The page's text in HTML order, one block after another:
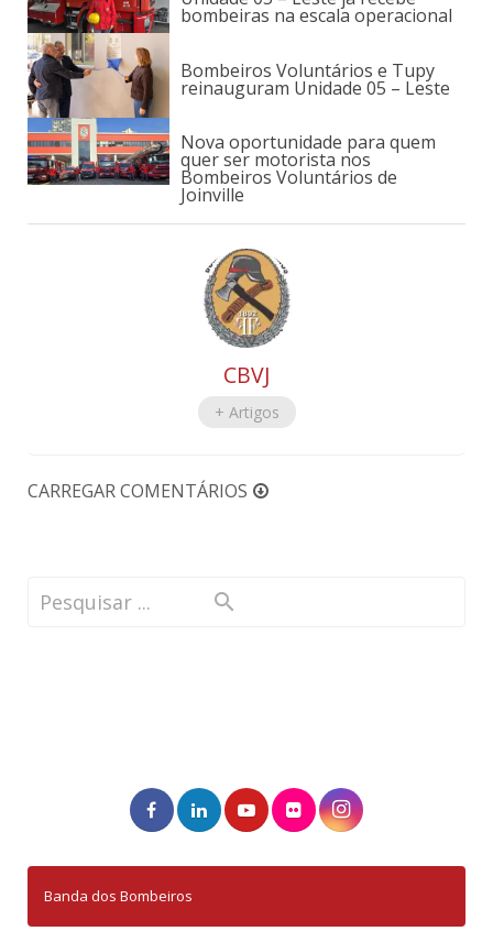
bombeiras na escala operacional
Bombeiros Voluntários e Tupy
reinauguram Unidade 05 – Leste
Nova oportunidade para quem
quer ser motorista nos
Bombeiros Voluntários de
Joinville
CBVJ
+ Artigos
CARREGAR COMENTÁRIOS
Banda dos Bombeiros